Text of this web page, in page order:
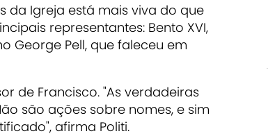
da Igreja está mais viva do que
representantes: Bento XVI,
George Pell, que faleceu em
de Francisco. "As verdadeiras
são ações sobre nomes, e sim
afirma Politi.